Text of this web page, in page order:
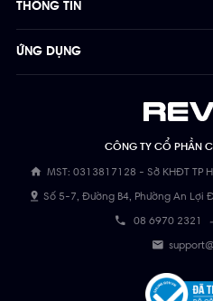
CÔNG TY CỔ PHẦN
MST: 0313817128 - Sở KHĐT TP
Số 5-7, Đường B4, Phường An Lợi
08 6970 2321 -
THÔNG TIN
ỨNG DỤNG